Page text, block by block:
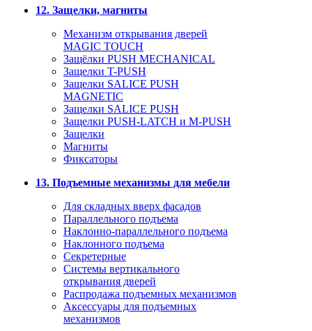
12. Защелки, магниты
Механизм открывания дверей
MAGIC TOUCH
Защёлки PUSH MECHANICAL
Защелки T-PUSH
Защелки SALICE PUSH
MAGNETIC
Защелки SALICE PUSH
Защелки PUSH-LATCH и M-PUSH
Защелки
Магниты
Фиксаторы
13. Подъемные механизмы для мебели
Для складных вверх фасадов
Параллельного подъема
Наклонно-параллельного подъема
Наклонного подъема
Секретерные
Системы вертикального
открывания дверей
Распродажа подъемных механизмов
Аксессуары для подъемных
механизмов